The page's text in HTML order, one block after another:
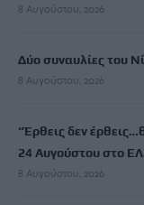
8 Αυγούστου, 2026
Δύο συναυλίες του
8 Αυγούστου, 2026
“Έρθεις δεν
24 Αυγούστου στο
8 Αυγούστου, 2026